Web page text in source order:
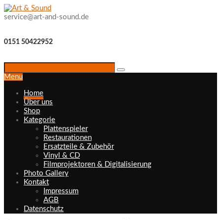
service@art-and-sound.de
0151 50422952
Menu
Home
Über uns
Shop
Kategorie
Plattenspieler
Restaurationen
Ersatzteile & Zubehör
Vinyl & CD
Filmprojektoren & Digitalisierung
Photo Gallery
Kontakt
Impressum
AGB
Datenschutz